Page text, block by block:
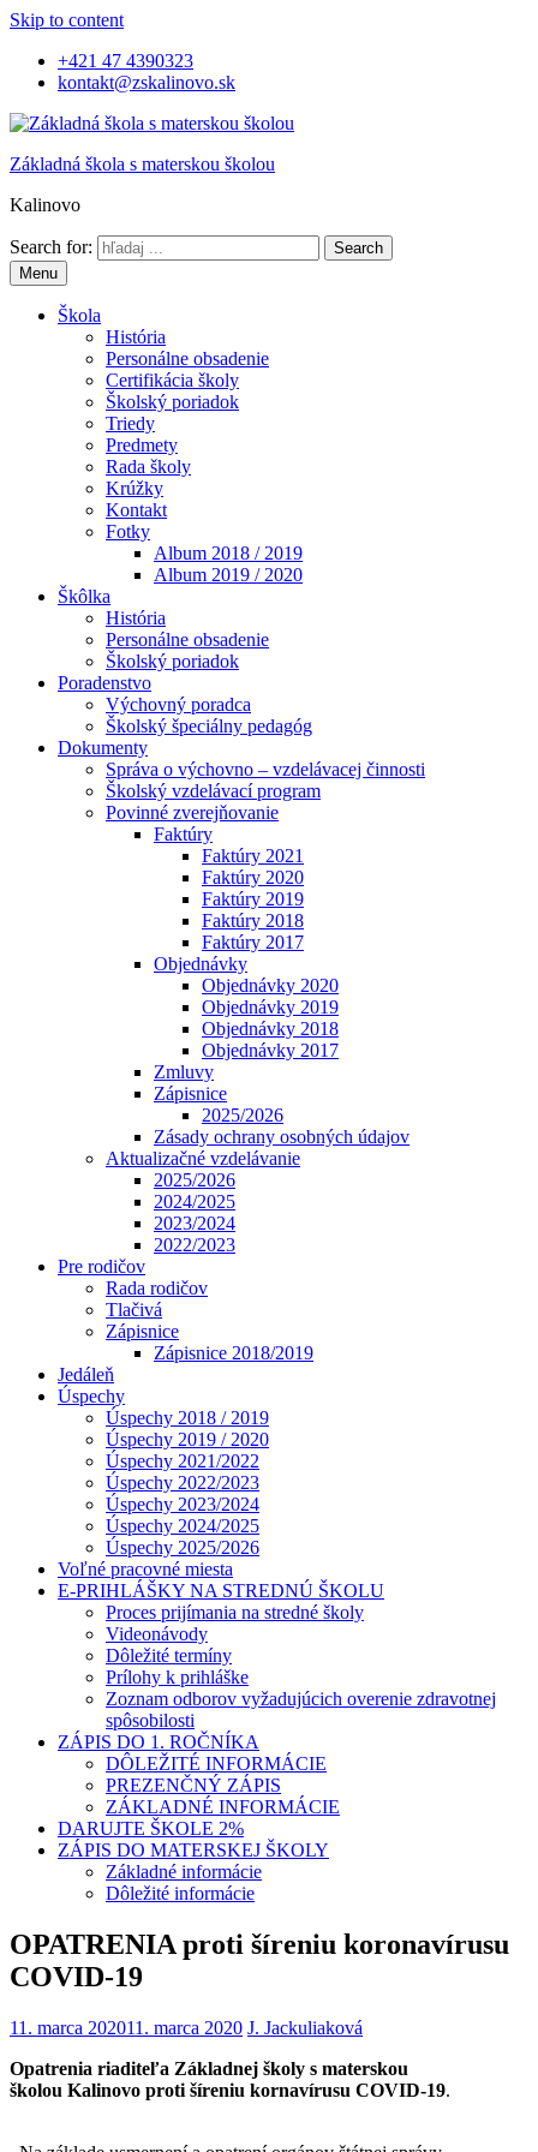
Skip to content
+421 47 4390323
kontakt@zskalinovo.sk
Základná škola s materskou školou
Kalinovo
Search for:
Menu
Škola
História
Personálne obsadenie
Certifikácia školy
Školský poriadok
Triedy
Predmety
Rada školy
Krúžky
Kontakt
Fotky
Album 2018 / 2019
Album 2019 / 2020
Škôlka
História
Personálne obsadenie
Školský poriadok
Poradenstvo
Výchovný poradca
Školský špeciálny pedagóg
Dokumenty
Správa o výchovno – vzdelávacej činnosti
Školský vzdelávací program
Povinné zverejňovanie
Faktúry
Faktúry 2021
Faktúry 2020
Faktúry 2019
Faktúry 2018
Faktúry 2017
Objednávky
Objednávky 2020
Objednávky 2019
Objednávky 2018
Objednávky 2017
Zmluvy
Zápisnice
2025/2026
Zásady ochrany osobných údajov
Aktualizačné vzdelávanie
2025/2026
2024/2025
2023/2024
2022/2023
Pre rodičov
Rada rodičov
Tlačivá
Zápisnice
Zápisnice 2018/2019
Jedáleň
Úspechy
Úspechy 2018 / 2019
Úspechy 2019 / 2020
Úspechy 2021/2022
Úspechy 2022/2023
Úspechy 2023/2024
Úspechy 2024/2025
Úspechy 2025/2026
Voľné pracovné miesta
E-PRIHLÁŠKY NA STREDNÚ ŠKOLU
Proces prijímania na stredné školy
Videonávody
Dôležité termíny
Prílohy k prihláške
Zoznam odborov vyžadujúcich overenie zdravotnej
spôsobilosti
ZÁPIS DO 1. ROČNÍKA
DÔLEŽITÉ INFORMÁCIE
PREZENČNÝ ZÁPIS
ZÁKLADNÉ INFORMÁCIE
DARUJTE ŠKOLE 2%
ZÁPIS DO MATERSKEJ ŠKOLY
Základné informácie
Dôležité informácie
OPATRENIA proti šíreniu koronavírusu
COVID-19
11. marca 202011. marca 2020 J. Jackuliaková
Opatrenia riaditeľa Základnej školy s materskou
školou Kalinovo proti šíreniu kornavírusu COVID-19.